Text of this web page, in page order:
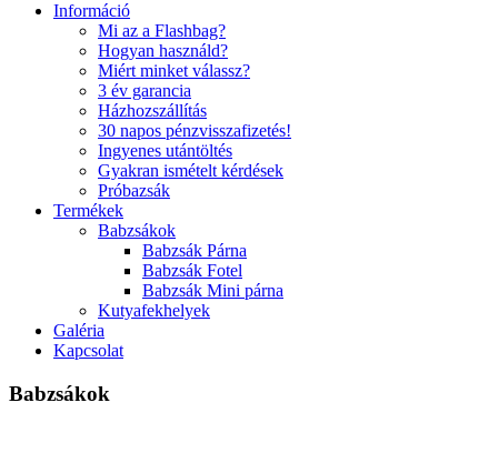
Információ
Mi az a Flashbag?
Hogyan használd?
Miért minket válassz?
3 év garancia
Házhozszállítás
30 napos pénzvisszafizetés!
Ingyenes utántöltés
Gyakran ismételt kérdések
Próbazsák
Termékek
Babzsákok
Babzsák Párna
Babzsák Fotel
Babzsák Mini párna
Kutyafekhelyek
Galéria
Kapcsolat
Babzsákok